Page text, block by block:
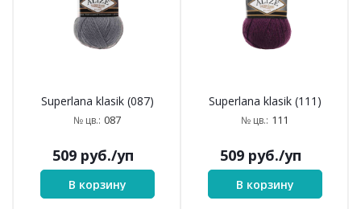
Superlana klasik (087)
№ цв.: 087
509 руб./уп
В корзину
Superlana klasik (111)
№ цв.: 111
509 руб./уп
В корзину